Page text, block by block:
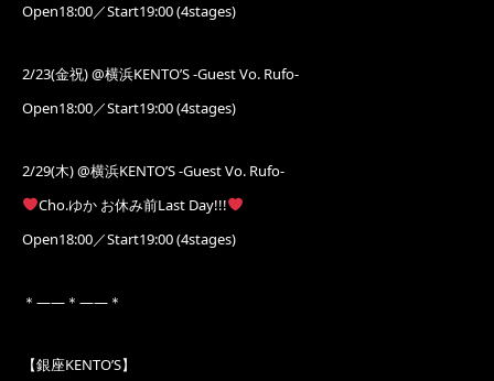
Open18:00／Start19:00 (4stages)
2/23(金祝) @横浜KENTO’S -Guest Vo. Rufo-
Open18:00／Start19:00 (4stages)
2/29(木) @横浜KENTO’S -Guest Vo. Rufo-
Cho.ゆか お休み前Last Day!!!
Open18:00／Start19:00 (4stages)
＊——＊——＊
【銀座KENTO’S】